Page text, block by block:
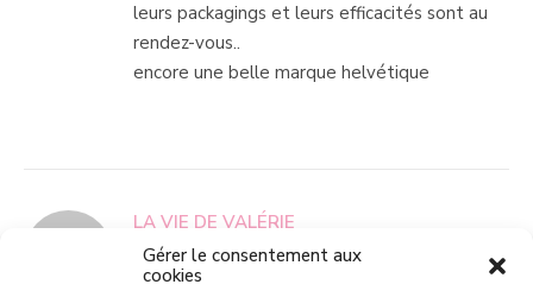
Gérer le consentement aux
cookies
leurs packagings et leurs efficacités sont au
rendez-vous..
encore une belle marque helvétique
LA VIE DE VALÉRIE
11/03/2019 AT 21:16
CONNECTEZ-VOUS POUR
RÉPONDRE